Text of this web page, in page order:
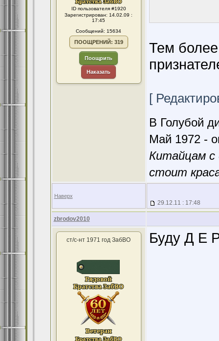
ID пользователя #1920
Зарегистрирован: 14.02.09 :
17:45
Сообщений: 15634
ПООЩРЕНИЙ: 319
Поощрить
Наказать
Тем
[
В Голубой
Май 1972 -
Китайцам с
стоит
Наверх
29.12.11 : 17:48
zbrodov2010
ст/с-нт 1971 год ЗабВО Буду Д Е